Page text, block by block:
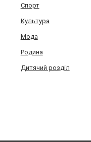
Спорт
Культура
Мода
Родина
Дитячий розділ